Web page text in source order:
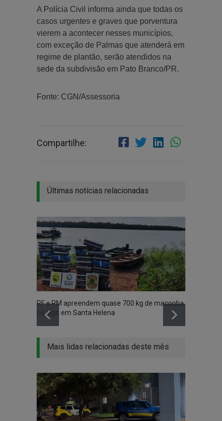
A Polícia Civil informa ainda que todas os
casos urgentes e graves que porventura
vierem a acontecer nesses municípios,
com exceção de Palmas que atenderá em
regime de plantão, serão atendidos na
sede da subdivisão em Pato Branco/PR.
Fonte: CGN/Assessoria
Compartilhe:
Últimas notícias relacionadas
PF e PM apreendem quase 700 kg de maconha
no lago em Santa Helena
Mais lidas relacionadas deste mês